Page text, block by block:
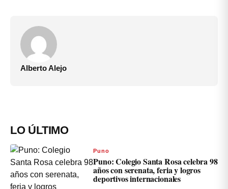
Alberto Alejo
LO ÚLTIMO
Puno
Puno: Colegio Santa Rosa celebra 98
años con serenata, feria y logros
deportivos internacionales